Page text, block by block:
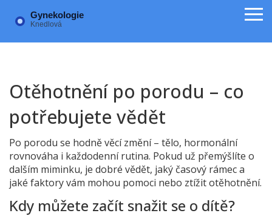
Otěhotnění po porodu – co
potřebujete vědět
Po porodu se hodně věcí změní – tělo, hormonální
rovnováha i každodenní rutina. Pokud už přemýšlíte o
dalším miminku, je dobré vědět, jaký časový rámec a
jaké faktory vám mohou pomoci nebo ztížit otěhotnění.
Kdy můžete začít snažit se o dítě?